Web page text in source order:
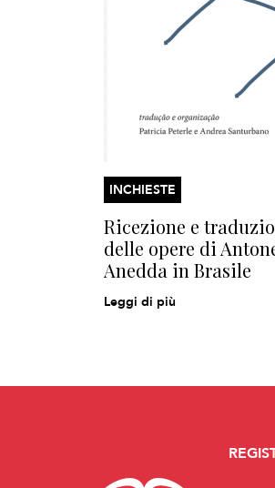
INCHIESTE
Ricezione e
delle opere di
Anedda in Brasile
Leggi di più